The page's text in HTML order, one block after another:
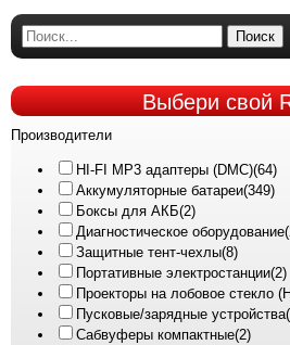
Поиск
Выберисвой
Производители
HI-FI MP3 адаптеры (DMC)(64)
Аккумуляторные батареи(349)
Боксы для АКБ(2)
Диагностическое оборудование
Защитные тент-чехлы(8)
Портативные электростанции(2)
Проекторы на лобовое стекло
Пусковые/зарядные устройства
Сабвуферы компактные(2)